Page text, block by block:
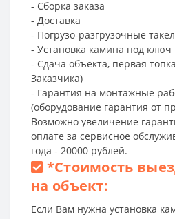
- Сборка заказа
- Доставка
- Погрузо-разгрузочные
- Установка камина под ключ
- Сдача объекта, первая
Заказчика)
- Гарантия на монтажные
(оборудование гарантия от
Возможно увеличение
оплате за сервисное
года - 20000 рублей.
*Стоимость
на объект:
Если Вам нужна установка